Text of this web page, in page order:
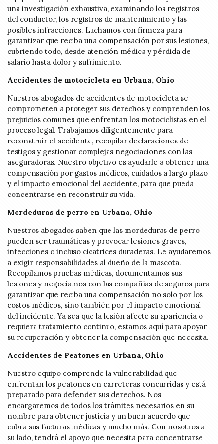
una investigación exhaustiva, examinando los registros
del conductor, los registros de mantenimiento y las
posibles infracciones. Luchamos con firmeza para
garantizar que reciba una compensación por sus lesiones,
cubriendo todo, desde atención médica y pérdida de
salario hasta dolor y sufrimiento.
Accidentes de motocicleta en Urbana, Ohio
Nuestros abogados de accidentes de motocicleta se
comprometen a proteger sus derechos y comprenden los
prejuicios comunes que enfrentan los motociclistas en el
proceso legal. Trabajamos diligentemente para
reconstruir el accidente, recopilar declaraciones de
testigos y gestionar complejas negociaciones con las
aseguradoras. Nuestro objetivo es ayudarle a obtener una
compensación por gastos médicos, cuidados a largo plazo
y el impacto emocional del accidente, para que pueda
concentrarse en reconstruir su vida.
Mordeduras de perro en Urbana, Ohio
Nuestros abogados saben que las mordeduras de perro
pueden ser traumáticas y provocar lesiones graves,
infecciones o incluso cicatrices duraderas. Le ayudaremos
a exigir responsabilidades al dueño de la mascota.
Recopilamos pruebas médicas, documentamos sus
lesiones y negociamos con las compañías de seguros para
garantizar que reciba una compensación no solo por los
costos médicos, sino también por el impacto emocional
del incidente. Ya sea que la lesión afecte su apariencia o
requiera tratamiento continuo, estamos aquí para apoyar
su recuperación y obtener la compensación que necesita.
Accidentes de Peatones en Urbana, Ohio
Nuestro equipo comprende la vulnerabilidad que
enfrentan los peatones en carreteras concurridas y está
preparado para defender sus derechos. Nos
encargaremos de todos los trámites necesarios en su
nombre para obtener justicia y un buen acuerdo que
cubra sus facturas médicas y mucho más. Con nosotros a
su lado, tendrá el apoyo que necesita para concentrarse